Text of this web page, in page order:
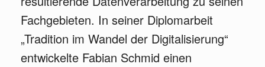
Fachgebieten. In seiner Diplomarbeit
„Tradition im Wandel der Digitalisierung“
entwickelte Fabian Schmid einen